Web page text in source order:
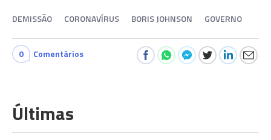
DEMISSÃO CORONAVÍRUS BORIS JOHNSON GOVERNO
0 Comentários
Últimas